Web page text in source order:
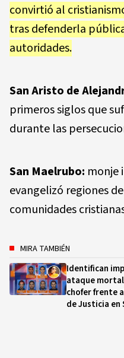
convirtió al
tras defenderla
autoridades.
San Aristo de
primeros siglos que
durante las
San Maelrubo: monje
evangelizó regiones
comunidades
MIRA TAMBIÉN
Identifican
ataque
chofer frente
de Justicia en